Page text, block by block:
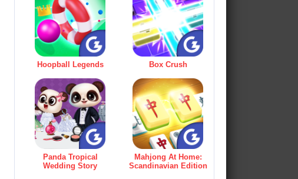
Hoopball Legends Box Crush
Panda Tropical
Wedding Story
Mahjong At Home:
Scandinavian Edition